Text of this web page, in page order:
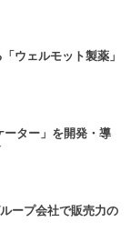
ウェルモット製薬」
ーター」を開発・導
ープ会社で販売力の